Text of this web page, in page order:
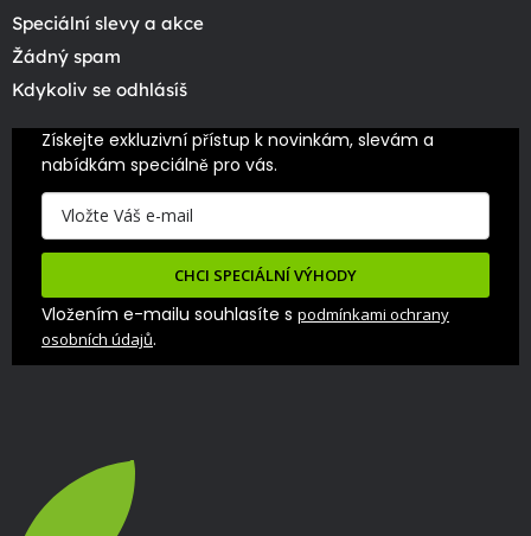
Speciální slevy a akce
Žádný spam
Kdykoliv se odhlásíš
Získejte exkluzivní přístup k novinkám, slevám a
nabídkám speciálně pro vás.
CHCI SPECIÁLNÍ VÝHODY
Vložením e-mailu souhlasíte s podmínkami ochrany
osobních údajů.